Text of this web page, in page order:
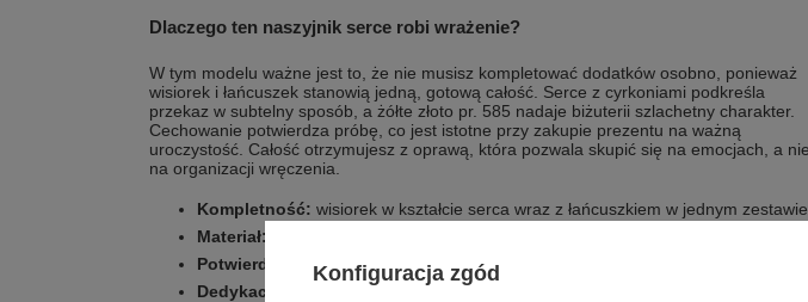
Dlaczego ten naszyjnik serce robi wrażenie?
W tym modelu ważne jest to, że nie musisz kompletować dodatków osobno, ponieważ
wisiorek i łańcuszek stanowią jedną, gotową całość. Serce z cyrkoniami podkreśla
przekaz w subtelny sposób, a żółte złoto pr. 585 nadaje biżuterii szlachetny charakter.
Cechowanie potwierdza próbę, co jest istotne przy zakupie prezentu na ważną
uroczystość. Całość otrzymujesz z oprawą, która pozwala skupić się na emocjach, a nie
na organizacji wręczenia.
Kompletność: wisiorek w kształcie serca wraz z łańcuszkiem w jednym zestawie
Materiał:
Potwierdzenie:cecha Urzędu probierczego
Dedykacja:
eleganckie pudełko z dowolną dedykacją w środku
Konfiguracja zgód